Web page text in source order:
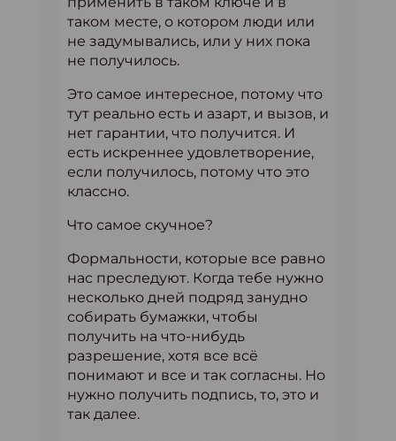
таком месте, о котором люди или
не задумывались, или у них пока
не получилось.
Это самое интересное, потому что
тут реально есть и азарт, и вызов, и
нет гарантии, что получится. И
есть искреннее удовлетворение,
если получилось, потому что это
классно.
Что самое скучное?
Формальности, которые все равно
нас преследуют. Когда тебе нужно
несколько дней подряд занудно
собирать бумажки, чтобы
получить на что-нибудь
разрешение, хотя все всё
понимают и все и так согласны. Но
нужно получить подпись, то, это и
так далее.